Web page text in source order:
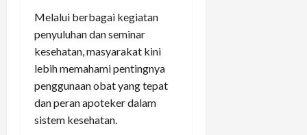
Melalui berbagai kegiatan
penyuluhan dan seminar
kesehatan, masyarakat kini
lebih memahami pentingnya
penggunaan obat yang tepat
dan peran apoteker dalam
sistem kesehatan.